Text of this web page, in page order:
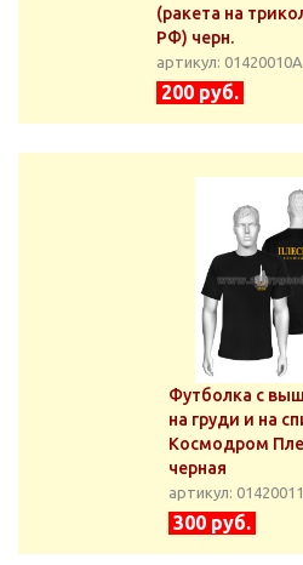
(ракета на
РФ) черн.
артикул: 01420010А
200 руб.
Футболка с
на груди и на
Космодром
черная
артикул:
300 руб.